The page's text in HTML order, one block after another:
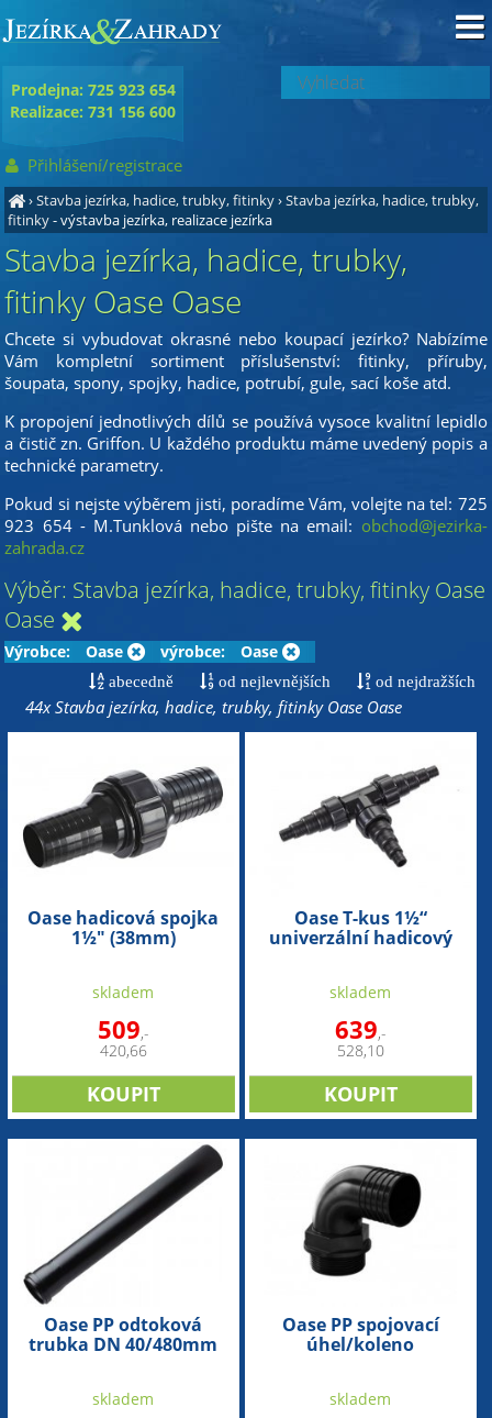
›Stavba jezírka, hadice, trubky, fitinky›Stavba jezírka, hadice, trubky,
fitinky- výstavba jezírka, realizace jezírka
Stavba jezírka, hadice, trubky,
fitinky Oase Oase
Chcete si vybudovat okrasné nebo koupací jezírko? Nabízíme
Vám kompletní sortiment příslušenství: fitinky, příruby,
šoupata, spony, spojky, hadice, potrubí, gule, sací koše atd.
K propojení jednotlivých dílů se používá vysoce kvalitní lepidlo
a čistič zn. Griffon. U každého produktu máme uvedený popis a
technické parametry.
Pokud si nejste výběrem jisti, poradíme Vám, volejte na tel: 725
923 654 - M.Tunklová nebo pište na email: obchod@jezirka-
zahrada.cz
Výběr: Stavba jezírka, hadice, trubky, fitinky Oase
Oase
Výrobce: Oase výrobce: Oase
abecedně od nejlevnějších od nejdražších
44x Stavba jezírka, hadice, trubky, fitinky Oase Oase
Oase hadicová spojka
1½" (38mm)
skladem
509,-
420,66
Oase T-kus 1½“
univerzální hadicový
skladem
639,-
528,10
Oase PP odtoková
trubka DN 40/480mm
skladem
Oase PP spojovací
úhel/koleno
skladem
Prodejna: 725 923 654
Realizace: 731 156 600
Přihlášení/registrace